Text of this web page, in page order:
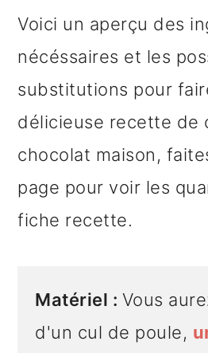
Voici un aperçu des
nécéssaires et les
substitutions pour
délicieuse recette de
chocolat maison,
page pour voir les
fiche recette.
Matériel : Vous
d'un cul de poule,